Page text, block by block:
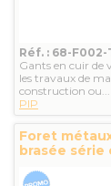
Réf. : 68-F002-
Gants en cuir de
les travaux de
construction ou...
PIP
Foret
brasée série